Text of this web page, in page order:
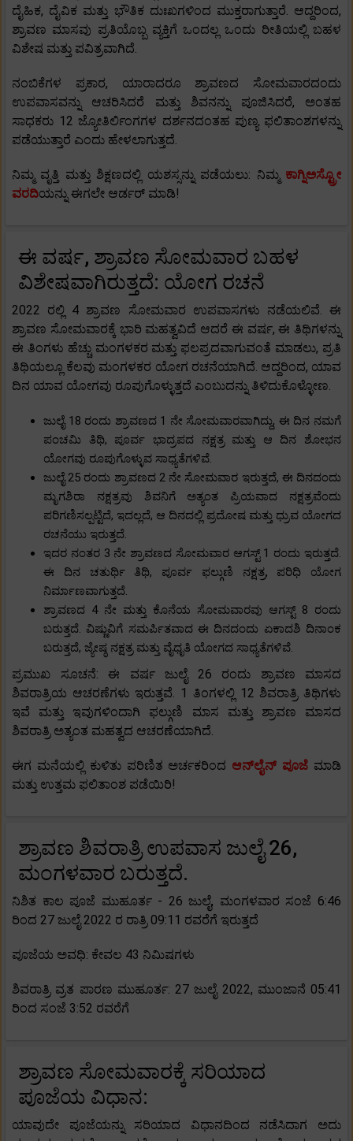
ದೈಹಿಕ, ದೈವಿಕ ಮತ್ತು ಭೌತಿಕ ದುಃಖಗಳಿಂದ ಮುಕ್ತರಾಗುತ್ತಾರೆ. ಆದ್ದರಿಂದ,
ಶ್ರಾವಣ ಮಾಸವು ಪ್ರತಿಯೊಬ್ಬ ವ್ಯಕ್ತಿಗೆ ಒಂದಲ್ಲ ಒಂದು ರೀತಿಯಲ್ಲಿ ಬಹಳ
ವಿಶೇಷ ಮತ್ತು ಪವಿತ್ರವಾಗಿದೆ.
ನಂಬಿಕೆಗಳ ಪ್ರಕಾರ, ಯಾರಾದರೂ ಶ್ರಾವಣದ ಸೋಮವಾರದಂದು
ಉಪವಾಸವನ್ನು ಆಚರಿಸಿದರೆ ಮತ್ತು ಶಿವನನ್ನು ಪೂಜಿಸಿದರೆ, ಅಂತಹ
ಸಾಧಕರು 12 ಜ್ಯೋತಿರ್ಲಿಂಗಗಳ ದರ್ಶನದಂತಹ ಪುಣ್ಯ ಫಲಿತಾಂಶಗಳನ್ನು
ಪಡೆಯುತ್ತಾರೆ ಎಂದು ಹೇಳಲಾಗುತ್ತದೆ.
ನಿಮ್ಮ ವೃತ್ತಿ ಮತ್ತು ಶಿಕ್ಷಣದಲ್ಲಿ ಯಶಸ್ಸನ್ನು ಪಡೆಯಲು: ನಿಮ್ಮ ಕಾಗ್ನಿಅಸ್ಟ್ರೋ
ವರದಿಯನ್ನು ಈಗಲೇ ಆರ್ಡರ್ ಮಾಡಿ!
ಈ ವರ್ಷ, ಶ್ರಾವಣ ಸೋಮವಾರ ಬಹಳ
ವಿಶೇಷವಾಗಿರುತ್ತದೆ: ಯೋಗ ರಚನೆ
2022 ರಲ್ಲಿ 4 ಶ್ರಾವಣ ಸೋಮವಾರ ಉಪವಾಸಗಳು ನಡೆಯಲಿವೆ. ಈ
ಶ್ರಾವಣ ಸೋಮವಾರಕ್ಕೆ ಭಾರಿ ಮಹತ್ವವಿದೆ ಆದರೆ ಈ ವರ್ಷ, ಈ ತಿಥಿಗಳನ್ನು
ಈ ತಿಂಗಳು ಹೆಚ್ಚು ಮಂಗಳಕರ ಮತ್ತು ಫಲಪ್ರದವಾಗುವಂತೆ ಮಾಡಲು, ಪ್ರತಿ
ತಿಥಿಯಲ್ಲೂ ಕೆಲವು ಮಂಗಳಕರ ಯೋಗ ರಚನೆಯಾಗಿದೆ. ಆದ್ದರಿಂದ, ಯಾವ
ದಿನ ಯಾವ ಯೋಗವು ರೂಪುಗೊಳ್ಳುತ್ತದೆ ಎಂಬುದನ್ನು ತಿಳಿದುಕೊಳ್ಳೋಣ.
ಜುಲೈ 18 ರಂದು ಶ್ರಾವಣದ 1 ನೇ ಸೋಮವಾರವಾಗಿದ್ದು, ಈ ದಿನ ನಮಗೆ
ಪಂಚಮಿ ತಿಥಿ, ಪೂರ್ವ ಭಾದ್ರಪದ ನಕ್ಷತ್ರ ಮತ್ತು ಆ ದಿನ ಶೋಭನ
ಯೋಗವು ರೂಪುಗೊಳ್ಳುವ ಸಾಧ್ಯತೆಗಳಿವೆ.
ಜುಲೈ 25 ರಂದು ಶ್ರಾವಣದ 2 ನೇ ಸೋಮವಾರ ಇರುತ್ತದೆ, ಈ ದಿನದಂದು
ಮೃಗಶಿರಾ ನಕ್ಷತ್ರವು ಶಿವನಿಗೆ ಅತ್ಯಂತ ಪ್ರಿಯವಾದ ನಕ್ಷತ್ರವೆಂದು
ಪರಿಗಣಿಸಲ್ಪಟ್ಟಿದೆ, ಇದಲ್ಲದೆ, ಆ ದಿನದಲ್ಲಿ ಪ್ರದೋಷ ಮತ್ತು ಧ್ರುವ ಯೋಗದ
ರಚನೆಯು ಇರುತ್ತದೆ.
ಇದರ ನಂತರ 3 ನೇ ಶ್ರಾವಣದ ಸೋಮವಾರ ಆಗಸ್ಟ್ 1 ರಂದು ಇರುತ್ತದೆ.
ಈ ದಿನ ಚತುರ್ಥಿ ತಿಥಿ, ಪೂರ್ವ ಫಲ್ಗುಣಿ ನಕ್ಷತ್ರ, ಪರಿಧಿ ಯೋಗ
ನಿರ್ಮಾಣವಾಗುತ್ತದೆ.
ಶ್ರಾವಣದ 4 ನೇ ಮತ್ತು ಕೊನೆಯ ಸೋಮವಾರವು ಆಗಸ್ಟ್ 8 ರಂದು
ಬರುತ್ತದೆ. ವಿಷ್ಣುವಿಗೆ ಸಮರ್ಪಿತವಾದ ಈ ದಿನದಂದು ಏಕಾದಶಿ ದಿನಾಂಕ
ಬರುತ್ತದೆ, ಜ್ಯೇಷ್ಠ ನಕ್ಷತ್ರ ಮತ್ತು ವೈಧೃತಿ ಯೋಗದ ಸಾಧ್ಯತೆಗಳಿವೆ.
ಪ್ರಮುಖ ಸೂಚನೆ: ಈ ವರ್ಷ ಜುಲೈ 26 ರಂದು ಶ್ರಾವಣ ಮಾಸದ
ಶಿವರಾತ್ರಿಯ ಆಚರಣೆಗಳು ಇರುತ್ತವೆ. 1 ತಿಂಗಳಲ್ಲಿ 12 ಶಿವರಾತ್ರಿ ತಿಥಿಗಳು
ಇವೆ ಮತ್ತು ಇವುಗಳಿಂದಾಗಿ ಫಲ್ಗುಣಿ ಮಾಸ ಮತ್ತು ಶ್ರಾವಣ ಮಾಸದ
ಶಿವರಾತ್ರಿ ಅತ್ಯಂತ ಮಹತ್ವದ ಆಚರಣೆಯಾಗಿದೆ.
ಈಗ ಮನೆಯಲ್ಲಿ ಕುಳಿತು ಪರಿಣಿತ ಅರ್ಚಕರಿಂದ ಆನ್‌ಲೈನ್ ಪೂಜೆ ಮಾಡಿ
ಮತ್ತು ಉತ್ತಮ ಫಲಿತಾಂಶ ಪಡೆಯಿರಿ!
ಶ್ರಾವಣ ಶಿವರಾತ್ರಿ ಉಪವಾಸ ಜುಲೈ 26,
ಮಂಗಳವಾರ ಬರುತ್ತದೆ.
ನಿಶಿತ ಕಾಲ ಪೂಜೆ ಮುಹೂರ್ತ - 26 ಜುಲೈ, ಮಂಗಳವಾರ ಸಂಜೆ 6:46
ರಿಂದ 27 ಜುಲೈ 2022 ರ ರಾತ್ರಿ 09:11 ರವರೆಗೆ ಇರುತ್ತದೆ
ಪೂಜೆಯ ಅವಧಿ: ಕೇವಲ 43 ನಿಮಿಷಗಳು
ಶಿವರಾತ್ರಿ ವ್ರತ ಪಾರಣ ಮುಹೂರ್ತ: 27 ಜುಲೈ 2022, ಮುಂಜಾನೆ 05:41
ರಿಂದ ಸಂಜೆ 3:52 ರವರೆಗೆ
ಶ್ರಾವಣ ಸೋಮವಾರಕ್ಕೆ ಸರಿಯಾದ
ಪೂಜೆಯ ವಿಧಾನ:
ಯಾವುದೇ ಪೂಜೆಯನ್ನು ಸರಿಯಾದ ವಿಧಾನದಿಂದ ನಡೆಸಿದಾಗ ಅದು